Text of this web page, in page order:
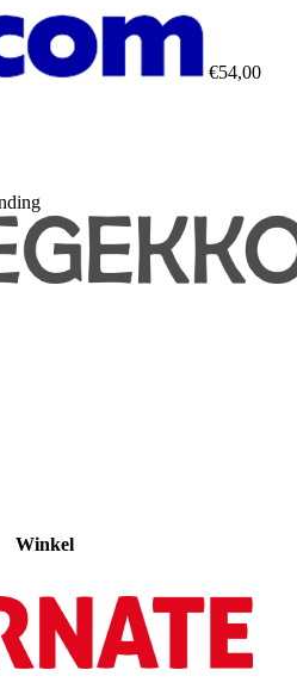
€54,00
Winkel